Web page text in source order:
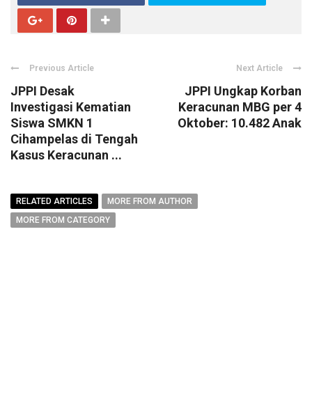
Previous Article
JPPI Desak
Investigasi Kematian
Siswa SMKN 1
Cihampelas di Tengah
Kasus Keracunan ...
Next Article
JPPI Ungkap Korban
Keracunan MBG per 4
Oktober: 10.482 Anak
RELATED ARTICLES
MORE FROM AUTHOR
MORE FROM CATEGORY